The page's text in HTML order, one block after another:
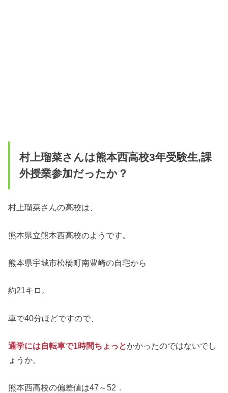
村上瑠菜さんは熊本西高校3年受験生,課
外授業参加だったか？
村上瑠菜さんの高校は、
熊本県立熊本西高校のようです。
熊本県宇城市松橋町南豊崎の自宅から
約21キロ。
車で40分ほどですので、
通学には自転車で1時間ちょっとかかったのではないでし
ょうか。
熊本西高校の偏差値は47～52．